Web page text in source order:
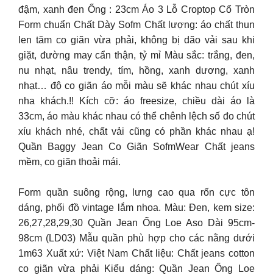
đậm, xanh đen Ống : 23cm Áo 3 Lỗ Croptop Cổ Tròn
Form chuẩn Chất Dày Sofm Chất lượng: áo chất thun
len tăm co giãn vừa phải, không bị dão vải sau khi
giặt, đường may cẩn thận, tỷ mỉ Màu sắc: trắng, đen,
nu nhạt, nâu trendy, tím, hồng, xanh dương, xanh
nhạt… độ co giãn áo mỗi màu sẽ khác nhau chút xíu
nha khách.!! Kích cỡ: áo freesize, chiều dài áo là
33cm, áo màu khác nhau có thể chênh lệch số đo chút
xíu khách nhé, chất vải cũng có phần khác nhau ạ!
Quần Baggy Jean Co Giãn SofmWear Chất jeans
mềm, co giãn thoải mái.
Form quần suông rộng, lưng cao qua rốn cực tôn
dáng, phối đồ vintage lắm nhoa. Màu: Đen, kem size:
26,27,28,29,30 Quần Jean Ống Loe Aso Dài 95cm-
98cm (LD03) Mẫu quần phù hợp cho các nằng dưới
1m63 Xuất xứ: Việt Nam Chất liệu: Chất jeans cotton
co giãn vừa phải Kiểu dáng: Quần Jean Ống Loe